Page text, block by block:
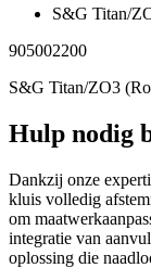
S&G Titan/
905002200
S&G Titan/ZO3
Hulp nodig
Dankzij onze
kluis volledig
om
integratie van
oplossing die